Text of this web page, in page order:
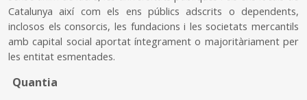
Catalunya així com els ens públics adscrits o dependents,
inclosos els consorcis, les fundacions i les societats mercantils
amb capital social aportat íntegrament o majoritàriament per
les entitat esmentades.
Quantia